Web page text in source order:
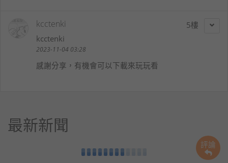
評論
5
kcctenki
kcctenki
2023-11-04 03:28
感謝分享，有機會可以下載來玩玩看
最新新聞